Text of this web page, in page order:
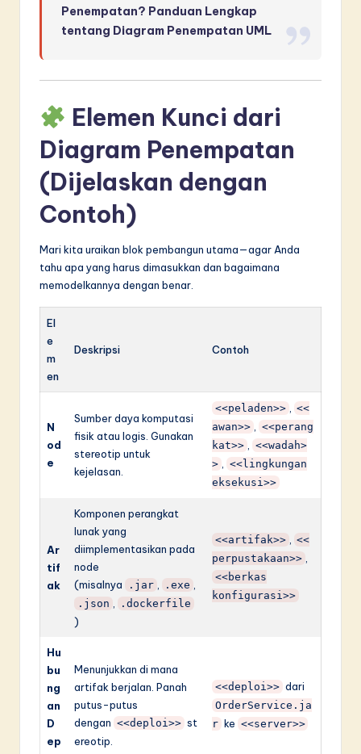
Penempatan? Panduan Lengkap
tentang Diagram Penempatan UML
Elemen Kunci dari
Diagram Penempatan
(Dijelaskan dengan
Contoh)
Mari kita uraikan blok pembangun utama—agar Anda
tahu apa yang harus dimasukkan dan bagaimana
memodelkannya dengan benar.
El
e
m
en
Deskripsi Contoh
N
od
e
Sumber daya komputasi
fisik atau logis. Gunakan
stereotip untuk
kejelasan.
<<peladen>>
<<
awan>>
<<perang
kat>>
<<wadah>
>
<<lingkungan
eksekusi>>
Ar
tif
ak
Komponen perangkat
lunak yang
diimplementasikan pada
node
(misalnya
.jar .exe
.json .dockerfile
)
<<artifak>>
<<
perpustakaan>>
<<berkas
konfigurasi>>
Hu
bu
ng
an
D
ep
Menunjukkan di mana
artifak berjalan. Panah
putus-putus
dengan <<deploi>> st
ereotip.
<<deploi>> dari
OrderService.ja
r ke <<server>>